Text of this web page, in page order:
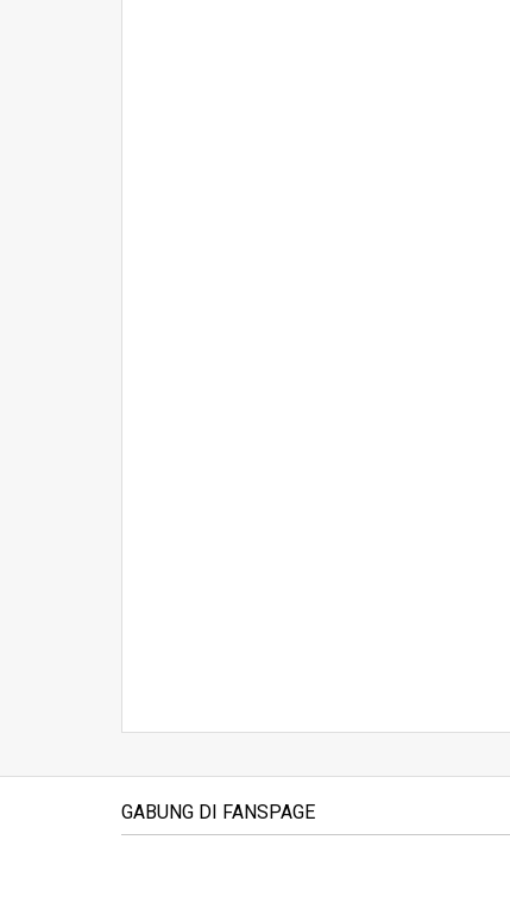
GABUNG DI FANSPAGE